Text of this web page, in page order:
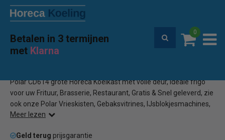
Betalen in 3 termijnen
met Klarna
0
Premium service en garantie
Home Polar CD614
Polar CD614 grote Horeca Koelkast met volle deur, ideale frigo
voor uw Frituur, Brasserie, Restaurant, Gratis & Snel geleverd, zie
ook onze Polar Vrieskisten, Gebaksvitrines, IJsblokjesmachines,
Barkoelingen.
Meer lezen
Geld terug prijsgarantie